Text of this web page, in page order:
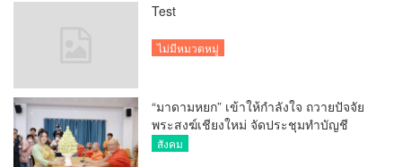
Test
ไม่มีหมวดหมู่
“มาดามหยก” เข้าให้กำลังใจ ถวายปัจจัย
พระสงฆ์เชียงใหม่ จัดประชุมทำบัญชี
รายรับรายจ่ายของวัด กว่า 300 รูป ที่วัด
สังคม